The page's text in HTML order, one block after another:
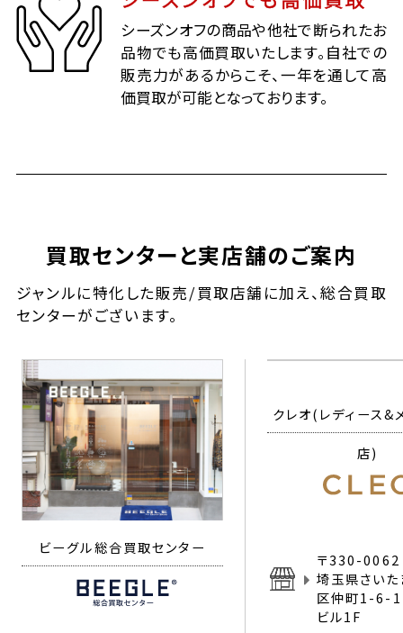
シーズンオフの商品や他社で断られたお
品物でも高価買取いたします。自社での
販売力があるからこそ、一年を通して高
価買取が可能となっております。
買取センターと実店舗のご案内
ジャンルに特化した販売/買取店舗に加え、総合買取
センターがございます。
ビーグル総合買取センター
店)